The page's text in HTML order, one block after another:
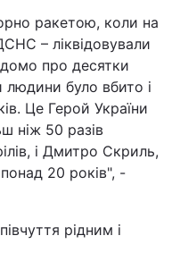
ракетою, коли на
– ліквідовували
про десятки
було вбито і
Це Герой України
ніж 50 разів
і Дмитро Скриль,
20 років", -
рідним і